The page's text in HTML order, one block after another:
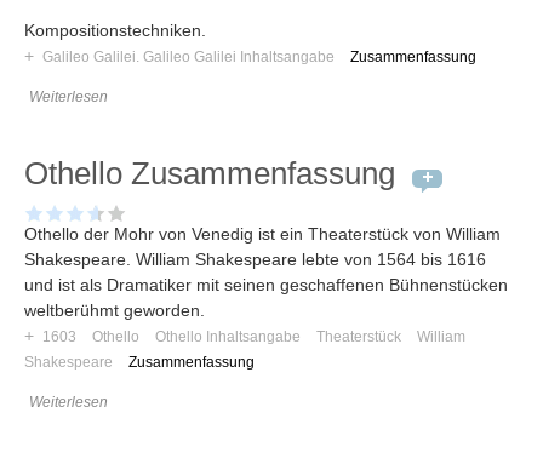
Dies ist das Forum um neue Funktionen und Information zu Wünschen
Regeln (Bitte vor dem posten lesen)
Kompositionstechniken.
+ Galileo Galilei. Galileo Galilei Inhaltsangabe Zusammenfassung
Weiterlesen
Othello Zusammenfassung
Othello der Mohr von Venedig ist ein Theaterstück von William
Shakespeare. William Shakespeare lebte von 1564 bis 1616
und ist als Dramatiker mit seinen geschaffenen Bühnenstücken
weltberühmt geworden.
+ 1603 Othello Othello Inhaltsangabe Theaterstück
William
Shakespeare
Zusammenfassung
Weiterlesen